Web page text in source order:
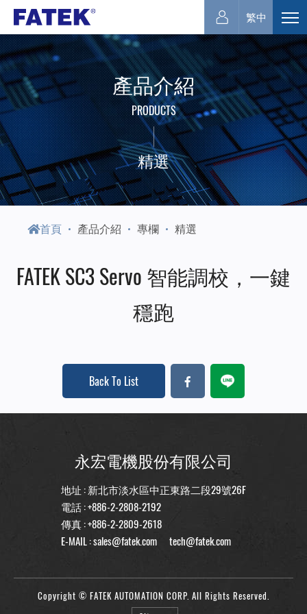
永
宏
電
機
展
開
選
單
繁中
產品介紹
PRODUCTS
精選
首頁 產品介紹 專欄 精選
FATEK SC3 Servo 智能調校，一鍵
穩跑
Back To List
永宏電機股份有限公司
地址 : 新北市淡水區中正東路二段29號26F
電話 :+886-2-2808-2192
傳真 : +886-2-2809-2618
E-MAIL :sales@fatek.com tech@fatek.com
Copyright © FATEK AUTOMATION CORP. All Rights Reserved.